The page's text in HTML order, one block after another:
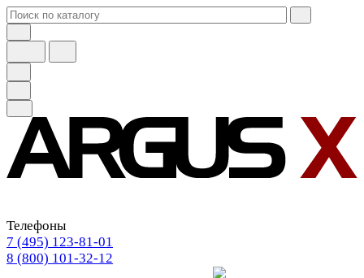
Телефоны
7 (495) 123-81-01
8 (800) 101-32-12